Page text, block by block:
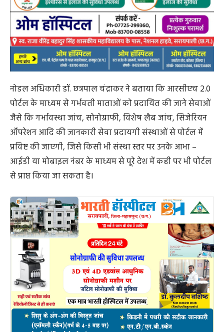
नोडल अधिकारी डॉ. छत्रपाल चंद्राकर ने बताया कि आरसीएच 2.0
पोर्टल के माध्यम से गर्भवती माताओं को प्रदायित की जाने सेवाओं
जैसे कि गर्भावस्था जांच, सोनोग्राफी, विशेष लैब जांच, सिजेरियन
ऑपरेशन आदि की जानकारी सेवा प्रदायगी संस्थाओं से पोर्टल में
प्रविष्ट की जाएगी, जिसे किसी भी संस्था स्तर पर उनके आभा –
आईडी या मोबाइल नंबर के माध्यम से पूरे देश में कही पर भी पोर्टल
से प्राप्त किया जा सकता है।